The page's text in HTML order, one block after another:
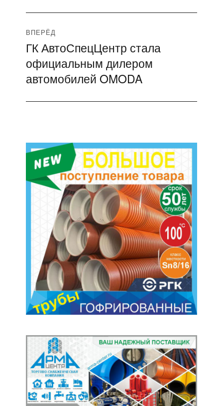
ВПЕРЁД
Следующая
запись:
ГК АвтоСпецЦентр стала
официальным дилером
автомобилей OMODA